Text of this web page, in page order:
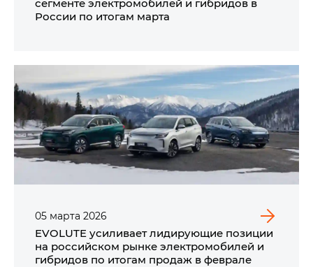
России по итогам марта
05 марта 2026
EVOLUTE усиливает лидирующие позиции
на российском рынке электромобилей и
гибридов по итогам продаж в феврале